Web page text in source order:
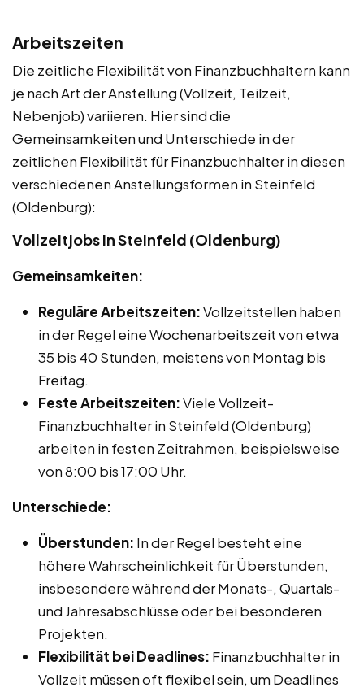
Arbeitszeiten
Die zeitliche Flexibilität von Finanzbuchhaltern kann
je nach Art der Anstellung (Vollzeit, Teilzeit,
Nebenjob) variieren. Hier sind die
Gemeinsamkeiten und Unterschiede in der
zeitlichen Flexibilität für Finanzbuchhalter in diesen
verschiedenen Anstellungsformen in Steinfeld
(Oldenburg):
Vollzeitjobs in Steinfeld (Oldenburg)
Gemeinsamkeiten:
Reguläre Arbeitszeiten:Vollzeitstellen haben
in der Regel eine Wochenarbeitszeit von etwa
35 bis 40 Stunden, meistens von Montag bis
Freitag.
Feste Arbeitszeiten:Viele Vollzeit-
Finanzbuchhalter in Steinfeld (Oldenburg)
arbeiten in festen Zeitrahmen, beispielsweise
von 8:00 bis 17:00 Uhr.
Unterschiede:
Überstunden: In der Regel besteht eine
höhere Wahrscheinlichkeit für Überstunden,
insbesondere während der Monats-, Quartals-
und Jahresabschlüsse oder bei besonderen
Projekten.
Flexibilität bei Deadlines: Finanzbuchhalter in
Vollzeit müssen oft flexibel sein, um Deadlines